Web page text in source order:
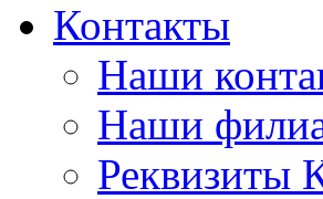
Контакты
Наши
Наши
Реквизиты